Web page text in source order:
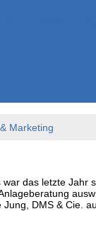
Marketing
das letzte Jahr
DMS & Cie.